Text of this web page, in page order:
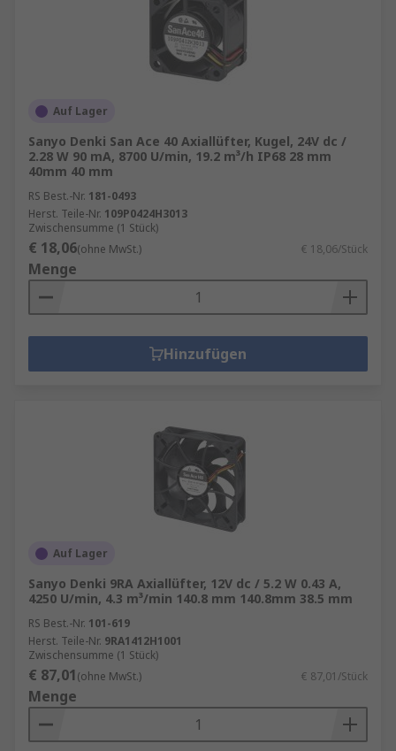
Auf Lager
Sanyo Denki San Ace 40 Axiallüfter, Kugel, 24V dc /
2.28 W 90 mA, 8700 U/min, 19.2 m³/h IP68 28 mm
40mm 40 mm
RS Best.-Nr. 181-0493
Herst. Teile-Nr. 109P0424H3013
Zwischensumme (1 Stück)
€ 18,06(ohne MwSt.) € 18,06/Stück
Menge
Hinzufügen
Auf Lager
Sanyo Denki 9RA Axiallüfter, 12V dc / 5.2 W 0.43 A,
4250 U/min, 4.3 m³/min 140.8 mm 140.8mm 38.5 mm
RS Best.-Nr. 101-619
Herst. Teile-Nr. 9RA1412H1001
Zwischensumme (1 Stück)
€ 87,01(ohne MwSt.) € 87,01/Stück
Menge